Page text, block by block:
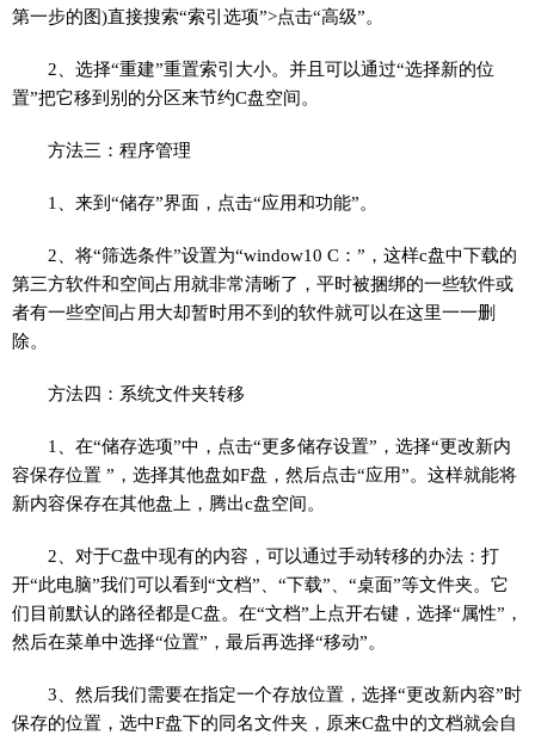
第一步的图)直接搜索“索引选项”>点击“高级”。
2、选择“重建”重置索引大小。并且可以通过“选择新的位
置”把它移到别的分区来节约C盘空间。
方法三：程序管理
1、来到“储存”界面，点击“应用和功能”。
2、将“筛选条件”设置为“window10 C：”，这样c盘中下载的
第三方软件和空间占用就非常清晰了，平时被捆绑的一些软件或
者有一些空间占用大却暂时用不到的软件就可以在这里一一删
除。
方法四：系统文件夹转移
1、在“储存选项”中，点击“更多储存设置”，选择“更改新内
容保存位置 ”，选择其他盘如F盘，然后点击“应用”。这样就能将
新内容保存在其他盘上，腾出c盘空间。
2、对于C盘中现有的内容，可以通过手动转移的办法：打
开“此电脑”我们可以看到“文档”、“下载”、“桌面”等文件夹。它
们目前默认的路径都是C盘。在“文档”上点开右键，选择“属性”，
然后在菜单中选择“位置”，最后再选择“移动”。
3、然后我们需要在指定一个存放位置，选择“更改新内容”时
保存的位置，选中F盘下的同名文件夹，原来C盘中的文档就会自